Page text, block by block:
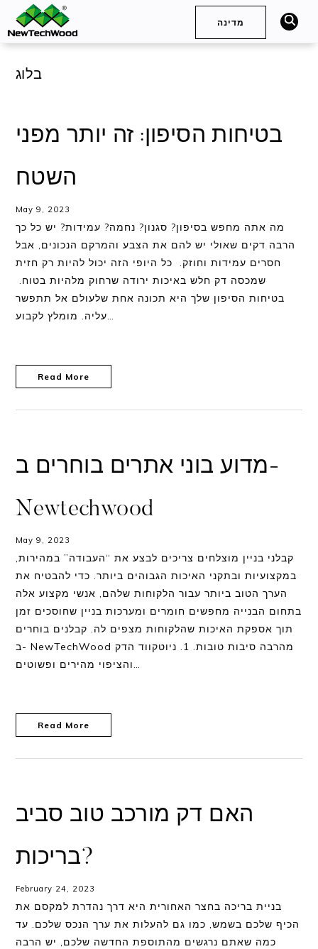
Español (Spain)
English (Australia)
English (South Africa)
English (United States)
Nederlands
ประเทศไทย
Close
מדינה
חיפוש
בלוג
בטיחות הסיפון: זה יותר מפני
השטח
May 9, 2023
מה אתה מחפש בסיפון? סגנון? נחמה? עמידות? יש כל כך
הרבה דקים שאולי יש להם את הצבע והמרקם הנכונים, אבל
חסרים עמידות וחוזק. כל היופי הזה יכול להיות רק חזית
שמכסה דק חלש באיכות ירודה שרחוק מלהיות בטוח.
בטיחות הסיפון שלך היא תכונה אחת שלעולם אל תתפשר
עליה. מומלץ לקבוע…
Read More
מדוע בוני אתרים בוחרים ב-
Newtechwood
May 9, 2023
קבלני בניין מוצלחים צריכים לבצע את “העבודה” במהירות,
במקצועיות ובתקני האיכות הגבוהים ביותר. כדי להבטיח את
הערך הטוב ביותר עבור הלקוחות שלהם, אנשי מקצוע אלה
בתחום הבנייה מחפשים חומרים ומערכות בניין שחוסכים זמן
תוך אספקת האיכות שהלקוחות מצפים לה. קבלנים בוחרים
ב- NewTechWood מהרבה סיבות טובות. 1. ניוטקווד הדק
והציפוי מהירים ופשוטים…
Read More
האם דק מורכב טוב סביב
בריכות?
February 24, 2023
בניית בריכה בחצר האחורית היא דרך נהדרת למקסם את
הכיף שלכם בשמש, כמו גם להעלות את ערך הנכס שלכם. עד
כמה שאתם נרגשים מהתוספת החדשה שלכם, יש הרבה